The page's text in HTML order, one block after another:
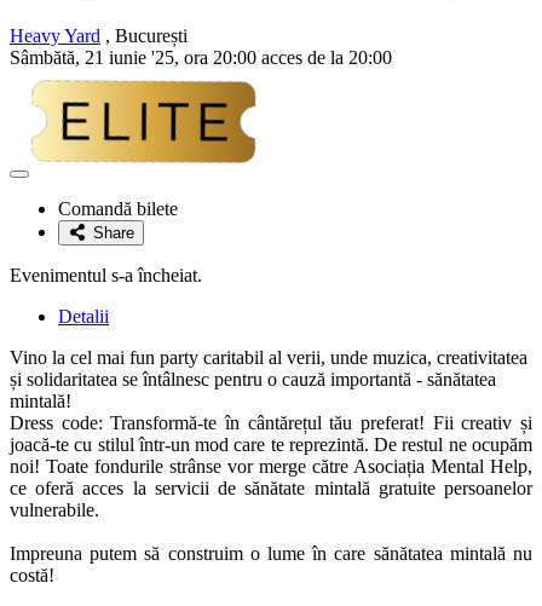
Heavy Yard , București
Sâmbătă, 21 iunie '25, ora 20:00 acces de la 20:00
Adaugă
favoriteComandă bilete
Share
Evenimentul s-a încheiat.
Detalii
Vino la cel mai fun party caritabil al verii, unde muzica, creativitatea
și solidaritatea se întâlnesc pentru o cauză importantă - sănătatea
mintală!
Dress code: Transformă-te în cântărețul tău preferat! Fii creativ și
joacă-te cu stilul într-un mod care te reprezintă. De restul ne ocupăm
noi! Toate fondurile strânse vor merge către Asociația Mental Help,
ce oferă acces la servicii de sănătate mintală gratuite persoanelor
vulnerabile.
Impreuna putem să construim o lume în care sănătatea mintală nu
costă!